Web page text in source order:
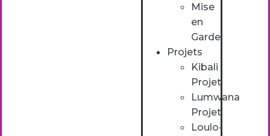
Mise
en
Garde
Projets
Kibali
Projet
Lumwana
Projet
Loulo-